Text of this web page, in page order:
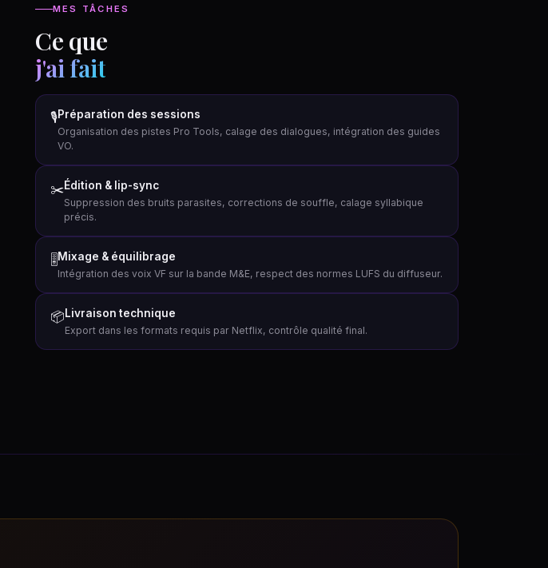
MES TÂCHES
Ce que
j'ai fait
🎙Préparation des sessions
Organisation des pistes Pro Tools, calage des dialogues, intégration des guides
VO.
✂️Édition & lip-sync
Suppression des bruits parasites, corrections de souffle, calage syllabique
précis.
🎚 Mixage & équilibrage
Intégration des voix VF sur la bande M&E, respect des normes LUFS du diffuseur.
📦Livraison technique
Export dans les formats requis par Netflix, contrôle qualité final.